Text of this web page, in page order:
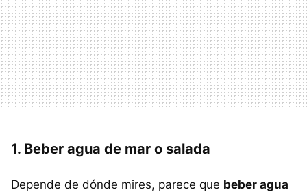
1. Beber agua de mar o salada
Depende de dónde mires, parece que beber agua